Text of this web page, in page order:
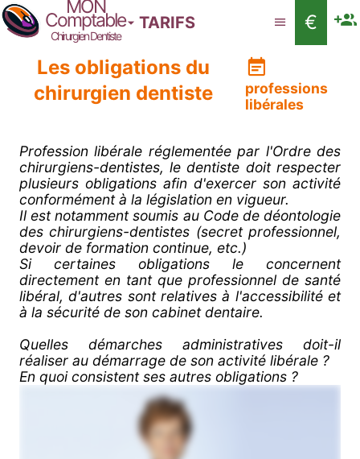
MON
Comptable
Chirurgien Dentiste
TARIFS
€
Les obligations du
chirurgien dentiste
professions
libérales
Profession libérale réglementée par l'Ordre des
chirurgiens-dentistes, le dentiste doit respecter
plusieurs obligations afin d'exercer son activité
conformément à la législation en vigueur.
Il est notamment soumis au Code de déontologie
des chirurgiens-dentistes (secret professionnel,
devoir de formation continue, etc.)
Si certaines obligations le concernent
directement en tant que professionnel de santé
libéral, d'autres sont relatives à l'accessibilité et
à la sécurité de son cabinet dentaire.
Quelles démarches administratives doit-il
réaliser au démarrage de son activité libérale ?
En quoi consistent ses autres obligations ?